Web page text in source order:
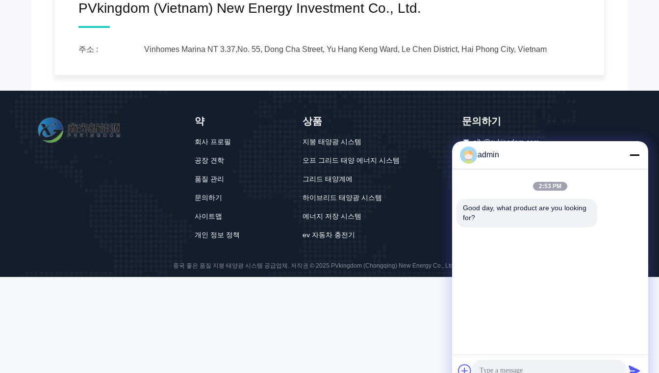
PVkingdom (Vietnam) New Energy Investment Co., Ltd.
주소 : Vinhomes Marina NT 3.37,No. 55, Dong Cha Street, Yu Hang Keng Ward, Le Chen District, Hai Phong City, Vietnam
약
회사 프로필
공장 견학
품질 관리
문의하기
사이트맵
개인 정보 정책
상품
지붕 태양광 시스템
오프 그리드 태양 에너지 시스템
그리드 태양계에
하이브리드 태양광 시스템
에너지 저장 시스템
ev 자동차 충전기
문의하기
ally@pvkingdom.com
+8613983932476
중국 좋은 품질 지붕 태양광 시스템 공급업체. 저작권 © 2025 PVkingdom (Chongqing) New Energy Co., Ltd. . 판권 소유.
admin
2:53 PM
Good day, what product are you looking
for?